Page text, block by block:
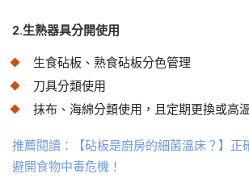
2.生熟器具分開使用
生食砧板、熟食砧板分色管理
刀具分類使用
抹布、海綿分類使用，且定期更換或高
推薦閱讀：【砧板是廚房的細菌溫床？】正
避開食物中毒危機！